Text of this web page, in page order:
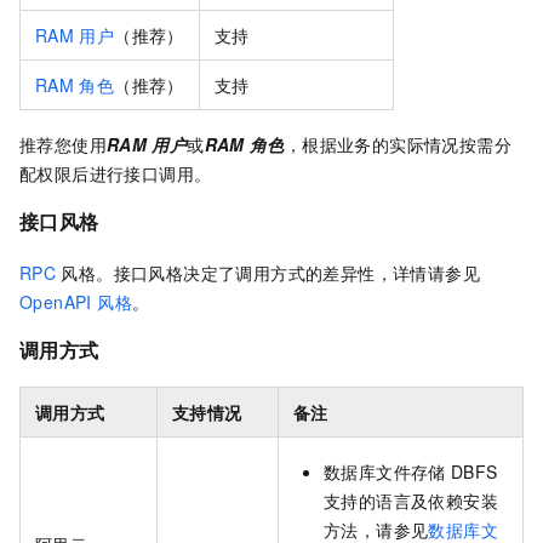
RAM 用户 （推荐） 支持
RAM 角色 （推荐） 支持
推荐您使用RAM 用户或RAM 角色，根据业务的实际情况按需分
配权限后进行接口调用。
接口风格
RPC 风格。接口风格决定了调用方式的差异性，详情请参见
OpenAPI 风格。
调用方式
调用方式 支持情况 备注
数据库文件存储 DBFS
支持的语言及依赖安装
方法，请参见数据库文